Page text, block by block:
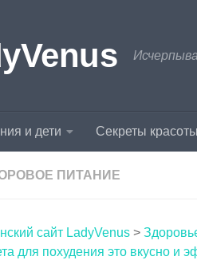
и дети Секреты красоты
ПИТАНИЕ
сайт LadyVenus >
для похудения это вкусно и